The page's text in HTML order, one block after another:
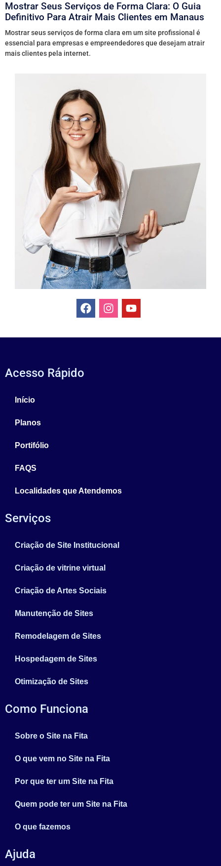
Mostrar Seus Serviços de Forma Clara: O Guia
Definitivo Para Atrair Mais Clientes em Manaus
Mostrar seus serviços de forma clara em um site profissional é
essencial para empresas e empreendedores que desejam atrair
mais clientes pela internet.
Acesso Rápido
Início
Planos
Portifólio
FAQS
Localidades que Atendemos
Serviços
Criação de Site Institucional
Criação de vitrine virtual
Criação de Artes Sociais
Manutenção de Sites
Remodelagem de Sites
Hospedagem de Sites
Otimização de Sites
Como Funciona
Sobre o Site na Fita
O que vem no Site na Fita
Por que ter um Site na Fita
Quem pode ter um Site na Fita
O que fazemos
Ajuda